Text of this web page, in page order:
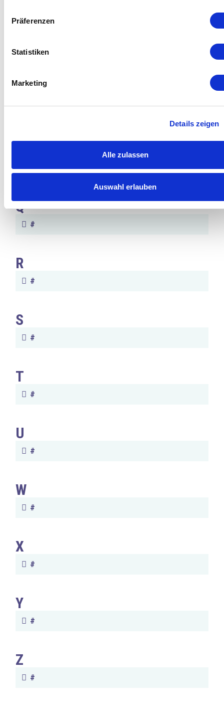
Präferenzen
Statistiken
Marketing
Details zeigen
Alle zulassen
Auswahl erlauben
#
#
Q
#
R
#
S
#
T
#
U
#
W
#
X
#
Y
#
Z
#